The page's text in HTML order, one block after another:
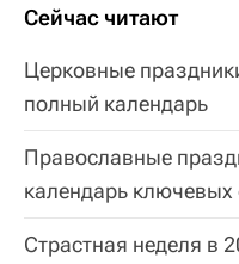
Сейчас читают
Церковные
полный календарь
Православные
календарь ключевых
Страстная неделя в